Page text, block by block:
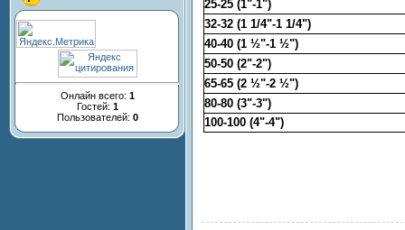
Онлайн всего: 1
Гостей: 1
Пользователей: 0
25-25 (1"-1")
32-32 (1 1/4"-1 1/4")
40-40 (1 ½"-1 ½")
50-50 (2"-2")
65-65 (2 ½"-2 ½")
80-80 (3"-3")
100-100 (4"-4")